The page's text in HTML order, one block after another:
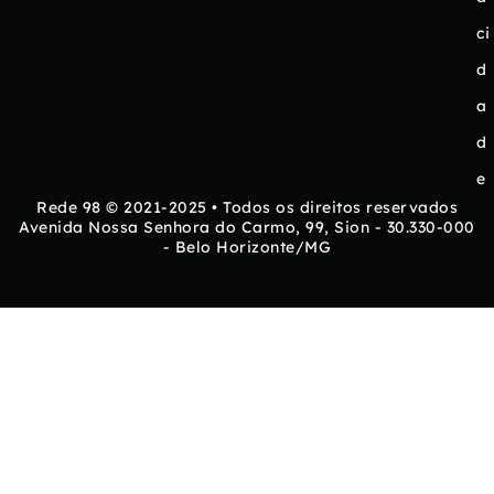
ci
d
a
d
e
Rede 98 © 2021-2025 • Todos os direitos reservados
Avenida Nossa Senhora do Carmo, 99, Sion - 30.330-000
- Belo Horizonte/MG